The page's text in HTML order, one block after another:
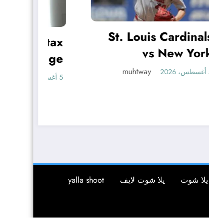
St. Louis Cardinals
vs New York
Yankees Game
5 أغسطس، 2026
يلا شوت يلا شوت لايف
yalla shoot